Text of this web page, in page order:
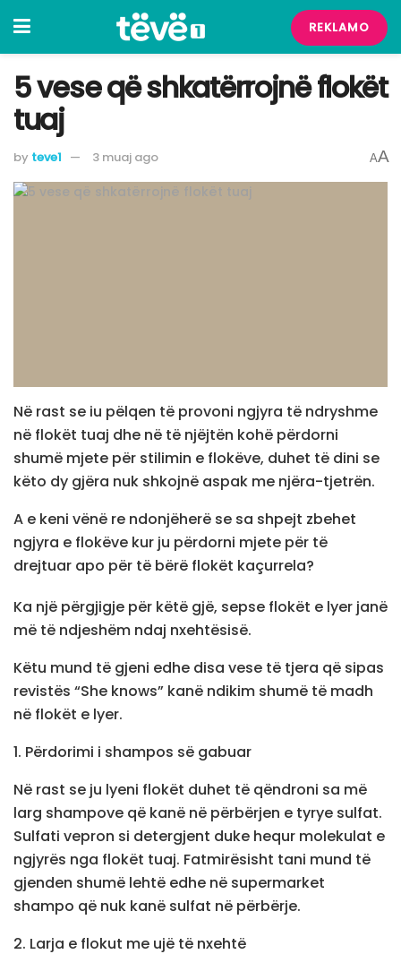
REKLAMO
5 vese që shkatërrojnë flokët
tuaj
by teve1 3 muaj ago AA
Në rast se iu pëlqen të provoni ngjyra të ndryshme
në flokët tuaj dhe në të njëjtën kohë përdorni
shumë mjete për stilimin e flokëve, duhet të dini se
këto dy gjëra nuk shkojnë aspak me njëra-tjetrën.
A e keni vënë re ndonjëherë se sa shpejt zbehet
ngjyra e flokëve kur ju përdorni mjete për të
drejtuar apo për të bërë flokët kaçurrela?
Ka një përgjigje për këtë gjë, sepse flokët e lyer janë
më të ndjeshëm ndaj nxehtësisë.
Këtu mund të gjeni edhe disa vese të tjera që sipas
revistës “She knows” kanë ndikim shumë të madh
në flokët e lyer.
1. Përdorimi i shampos së gabuar
Në rast se ju lyeni flokët duhet të qëndroni sa më
larg shampove që kanë në përbërjen e tyrye sulfat.
Sulfati vepron si detergjent duke hequr molekulat e
ngjyrës nga flokët tuaj. Fatmirësisht tani mund të
gjenden shumë lehtë edhe në supermarket
shampo që nuk kanë sulfat në përbërje.
2. Larja e flokut me ujë të nxehtë